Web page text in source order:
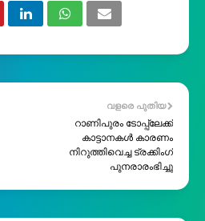
വളരെ പുതിയ
റാണിപുരം ടോപ്പ്ലേക്ക്
കാട്ടാനകൾ കാരണം
നിറുത്തിവെച്ച ട്രക്കിംഗ്
പുനരാരംഭിച്ചു